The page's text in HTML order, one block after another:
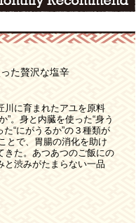
た贅沢な塩辛
川に育まれたアユを原料
”。身と内臓を使った“身う
“にがうるか”の３種類が
とで、胃腸の消化を助け
きた。あつあつのご飯にの
と渋みがたまらない一品